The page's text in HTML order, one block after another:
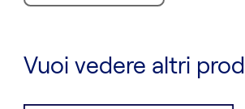
Vuoi vedere altri